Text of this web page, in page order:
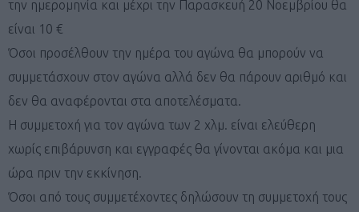
την ημερομηνία και μέχρι την Παρασκευή 20 Νοεμβρίου θα
είναι 10 €
Όσοι προσέλθουν την ημέρα του αγώνα θα μπορούν να
συμμετάσχουν στον αγώνα αλλά δεν θα πάρουν αριθμό και
δεν θα αναφέρονται στα αποτελέσματα.
Η συμμετοχή για τον αγώνα των 2 χλμ. είναι ελεύθερη
χωρίς επιβάρυνση και εγγραφές θα γίνονται ακόμα και μια
ώρα πριν την εκκίνηση.
Όσοι από τους συμμετέχοντες δηλώσουν τη συμμετοχή τους